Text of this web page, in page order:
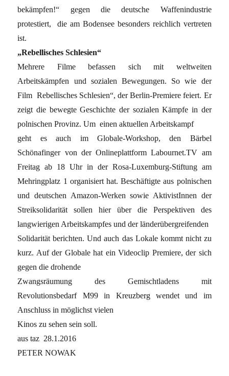
bekämpfen!“ gegen die deutsche Waffenindustrie
protestiert, die am Bodensee besonders reichlich vertreten
ist.
„Rebellisches Schlesien“
Mehrere Filme befassen sich mit weltweiten
Arbeitskämpfen und sozialen Bewegungen. So wie der
Film Rebellisches Schlesien“, der Berlin-Premiere feiert. Er
zeigt die bewegte Geschichte der sozialen Kämpfe in der
polnischen Provinz. Um einen aktuellen Arbeitskampf
geht es auch im Globale-Workshop, den Bärbel
Schönafinger von der Onlineplattform Labournet.TV am
Freitag ab 18 Uhr in der Rosa-Luxemburg-Stiftung am
Mehringplatz 1 organisiert hat. Beschäftigte aus polnischen
und deutschen Amazon-Werken sowie AktivistInnen der
Streiksolidarität sollen hier über die Perspektiven des
langwierigen Arbeitskampfes und der länderübergreifenden
Solidarität berichten. Und auch das Lokale kommt nicht zu
kurz. Auf der Globale hat ein Videoclip Premiere, der sich
gegen die drohende
Zwangsräumung des Gemischtladens mit
Revolutionsbedarf M99 in Kreuzberg wendet und im
Anschluss in möglichst vielen
Kinos zu sehen sein soll.
aus taz 28.1.2016
PETER NOWAK